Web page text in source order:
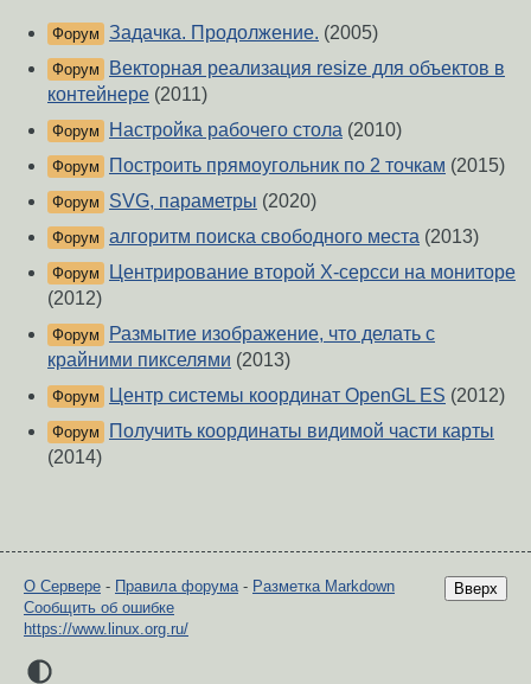
Форум Задачка. Продолжение. (2005)
Форум
Векторная реализация resize для объектов в
контейнере (2011)
Форум Настройка рабочего стола (2010)
Форум Построить прямоугольник по 2 точкам (2015)
Форум SVG, параметры (2020)
Форум алгоритм поиска свободного места (2013)
Форум
Центрирование второй X-серсси на мониторе
(2012)
Форум
Размытие изображение, что делать с
крайними пикселями (2013)
Форум Центр системы координат OpenGL ES (2012)
Форум
Получить координаты видимой части карты
(2014)
Вверх
О Сервере - Правила форума- Разметка Markdown
Сообщить об ошибке
https://www.linux.org.ru/